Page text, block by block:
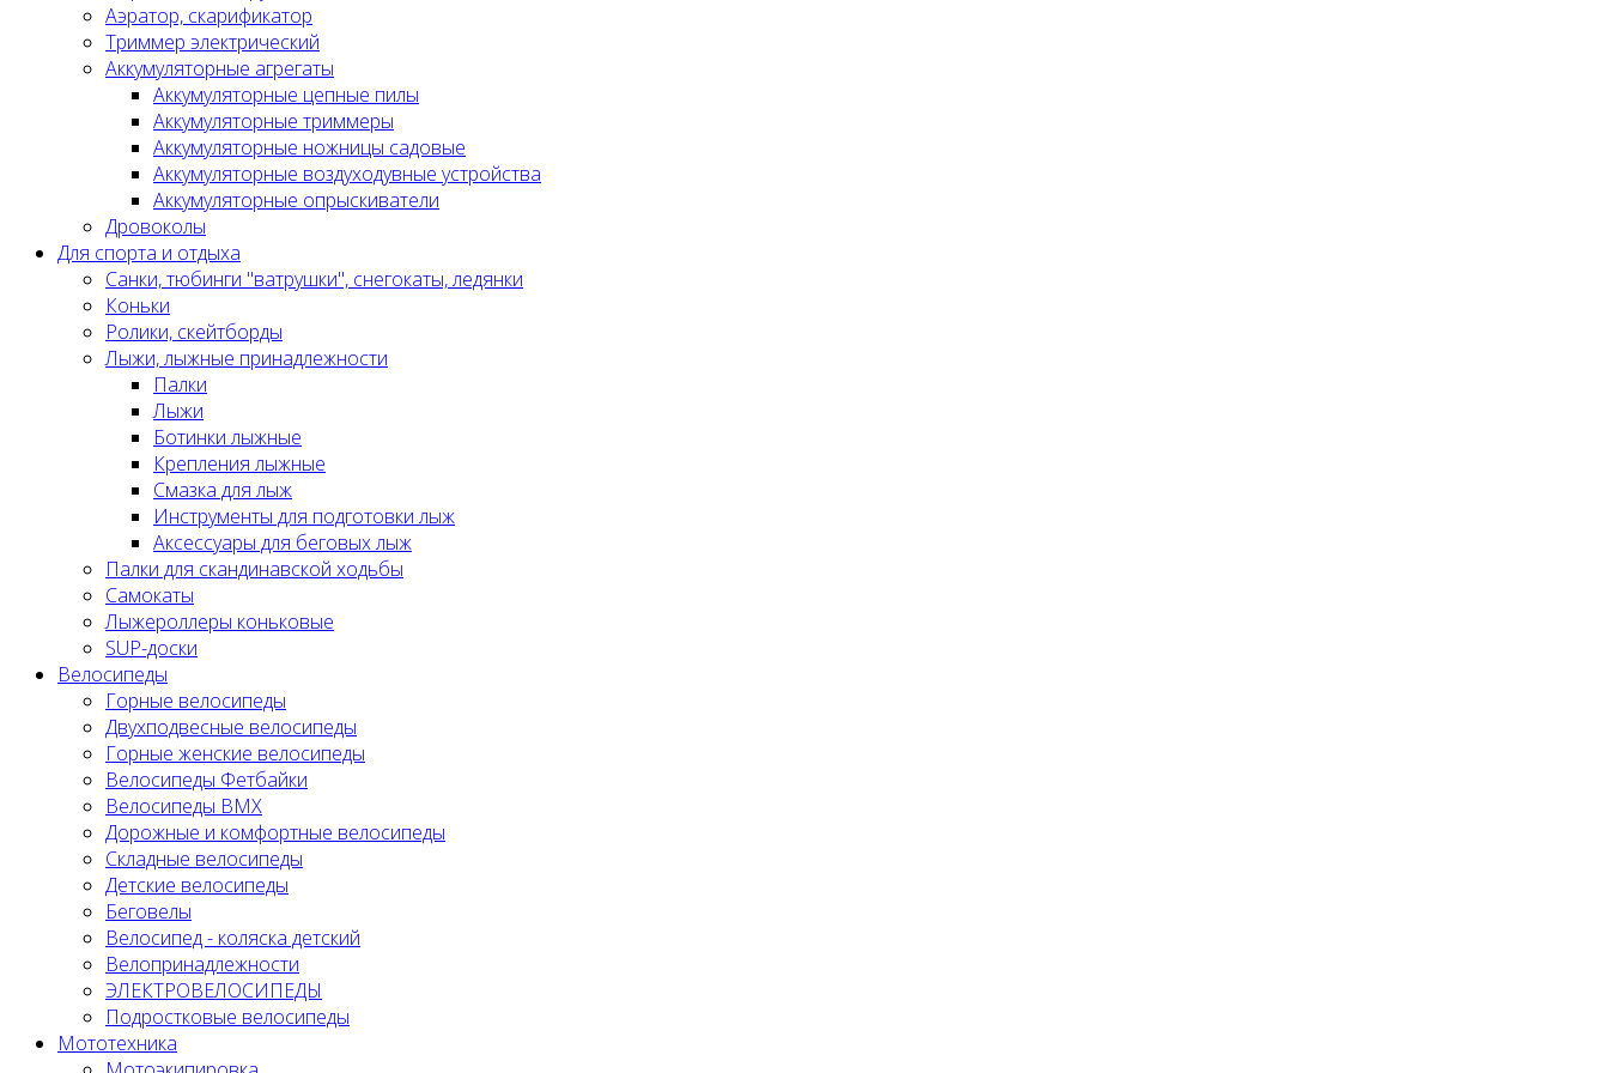
Аэратор, скарификатор
Триммер электрический
Аккумуляторные агрегаты
Аккумуляторные цепные пилы
Аккумуляторные триммеры
Аккумуляторные ножницы садовые
Аккумуляторные воздуходувные устройства
Аккумуляторные опрыскиватели
Дровоколы
Для спорта и отдыха
Санки, тюбинги "ватрушки", снегокаты, ледянки
Коньки
Ролики, скейтборды
Лыжи, лыжные принадлежности
Палки
Лыжи
Ботинки лыжные
Крепления лыжные
Смазка для лыж
Инструменты для подготовки лыж
Аксессуары для беговых лыж
Палки для скандинавской ходьбы
Самокаты
Лыжероллеры коньковые
SUP-доски
Велосипеды
Горные велосипеды
Двухподвесные велосипеды
Горные женские велосипеды
Велосипеды Фетбайки
Велосипеды BMX
Дорожные и комфортные велосипеды
Складные велосипеды
Детские велосипеды
Беговелы
Велосипед - коляска детский
Велопринадлежности
ЭЛЕКТРОВЕЛОСИПЕДЫ
Подростковые велосипеды
Мототехника